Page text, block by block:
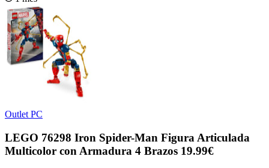
Outlet PC
LEGO 76298 Iron Spider-Man Figura Articulada
Multicolor con Armadura 4 Brazos 19.99€